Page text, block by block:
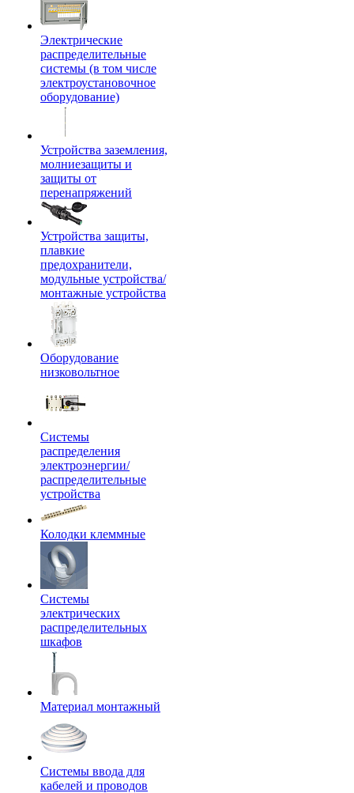
Электрические
распределительные
системы (в том числе
электроустановочное
оборудование)
Устройства заземления,
молниезащиты и
защиты от
перенапряжений
Устройства защиты,
плавкие
предохранители,
модульные устройства/
монтажные устройства
Оборудование
низковольтное
Системы
распределения
электроэнергии/
распределительные
устройства
Колодки клеммные
Системы
электрических
распределительных
шкафов
Материал монтажный
Системы ввода для
кабелей и проводов